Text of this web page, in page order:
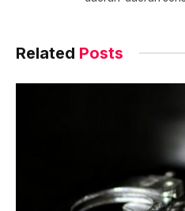
Related Posts